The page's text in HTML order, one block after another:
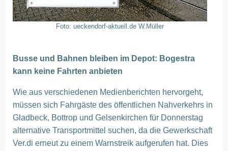
Foto: ueckendorf-aktuell.de W.Müller
Busse und Bahnen bleiben im Depot: Bogestra
kann keine Fahrten anbieten
Wie aus verschiedenen Medienberichten hervorgeht,
müssen sich Fahrgäste des öffentlichen Nahverkehrs in
Gladbeck, Bottrop und Gelsenkirchen für Donnerstag
alternative Transportmittel suchen, da die Gewerkschaft
Ver.di erneut zu einem Warnstreik aufgerufen hat. Dies